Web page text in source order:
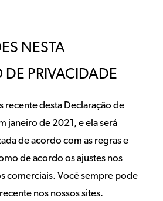
NESTA
DE PRIVACIDADE
recente desta Declaração de
janeiro de 2021, e ela será
de acordo com as regras e
de acordo os ajustes nos
comerciais. Você sempre pode
nos nossos sites.